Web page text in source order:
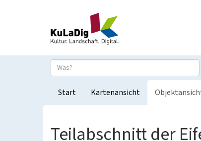
Start Kartenansicht
Teilabschnitt der